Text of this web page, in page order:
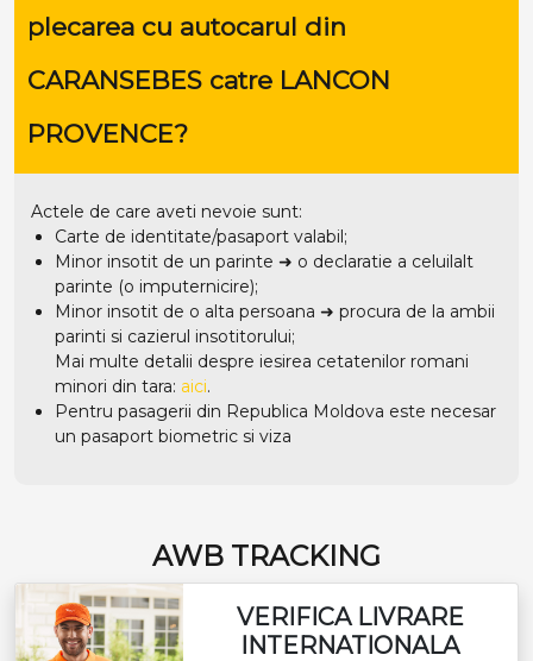
plecarea cu autocarul din
CARANSEBES catre LANCON
PROVENCE?
Actele de care aveti nevoie sunt:
Carte de identitate/pasaport valabil;
Minor insotit de un parinte ➜ o declaratie a celuilalt
parinte (o imputernicire);
Minor insotit de o alta persoana ➜ procura de la ambii
parinti si cazierul insotitorului;
Mai multe detalii despre iesirea cetatenilor romani
minori din tara: aici.
Pentru pasagerii din Republica Moldova este necesar
un pasaport biometric si viza
AWB TRACKING
VERIFICA LIVRARE
INTERNATIONALA